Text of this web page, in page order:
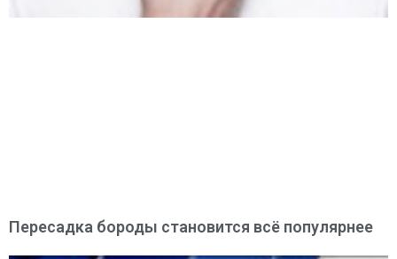
Пересадка бороды становится всё популярнее